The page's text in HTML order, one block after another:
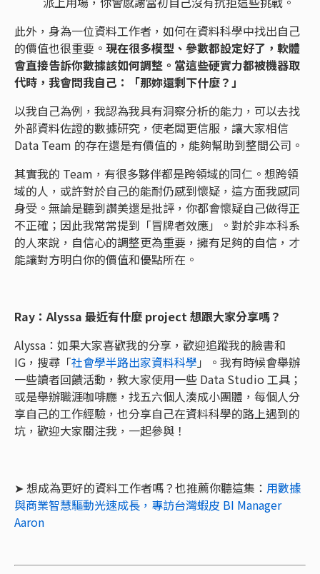
此外，身為一位資料工作者，如何在資料科學中找出自己
的價值也很重要。 現在很多模型、參數都設定好了，軟體
會直接告訴你數據該如何調整。當這些硬實力都被機器取
代時，我會問我自己：「那妳還剩下什麼？」
以我自己為例，我認為我具有洞察分析的能力，可以去找
外部資料佐證的數據研究，使老闆更信服，讓大家相信
Data Team 的存在還是有價值的，能夠幫助到整間公司。
其實我的 Team，有很多夥伴都是跨領域的同仁。想跨領
域的人，或許對於自己的能耐仍感到懷疑，這方面我感同
身受。無論是聽到讚美還是批評，你都會懷疑自己做得正
不正確；因此我常常提到「冒牌者效應」。對於非本科系
的人來說，自信心的調整更為重要，擁有足夠的自信，才
能讓對方明白你的價值和優點所在。
Ray：Alyssa 最近有什麼 project 想跟大家分享嗎？
Alyssa：如果大家喜歡我的分享，歡迎追蹤我的臉書和
IG，搜尋「社會學半路出家資料科學 」。我有時候會舉辦
一些讀者回饋活動，教大家使用一些 Data Studio 工具；
或是舉辦職涯咖啡廳，找五六個人湊成小團體，每個人分
享自己的工作經驗，也分享自己在資料科學的路上遇到的
坑，歡迎大家關注我，一起參與！
➤ 想成為更好的資料工作者嗎？也推薦你聽這集： 用數據
與商業智慧驅動光速成長，專訪台灣蝦皮 BI Manager
Aaron